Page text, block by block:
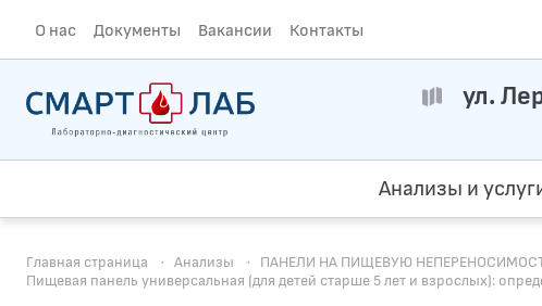
О нас Документы Вакансии Контакты
ул.
Анализы и
Главная страница · Анализы · ПАНЕЛИ НА ПИЩЕВУЮ
Пищевая панель универсальная (для детей старше 5 лет и взрослых):